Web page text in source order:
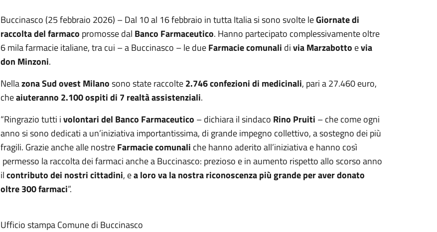
Buccinasco (25 febbraio 2026) – Dal 10 al 16 febbraio in tutta Italia si sono svolte leGiornate di
raccolta del farmaco promosse dal Banco Farmaceutico. Hanno partecipato complessivamente oltre
6 mila farmacie italiane, tra cui – a Buccinasco – le dueFarmacie comunali divia Marzabotto evia
don Minzoni.
Nellazona Sud ovest Milanosono state raccolte2.746 confezioni di medicinali, pari a 27.460 euro,
cheaiuteranno 2.100 ospiti di 7 realtà assistenziali.
“Ringrazio tutti ivolontari del Banco Farmaceutico – dichiara il sindaco Rino Pruiti – che come ogni
anno si sono dedicati a un’iniziativa importantissima, di grande impegno collettivo, a sostegno dei più
fragili. Grazie anche alle nostreFarmacie comunali che hanno aderito all’iniziativa e hanno così
permesso la raccolta dei farmaci anche a Buccinasco: prezioso e in aumento rispetto allo scorso anno
ilcontributo dei nostri cittadini, ea loro va la nostra riconoscenza più grande per aver donato
oltre 300 farmaci”.
Ufficio stampa Comune di Buccinasco